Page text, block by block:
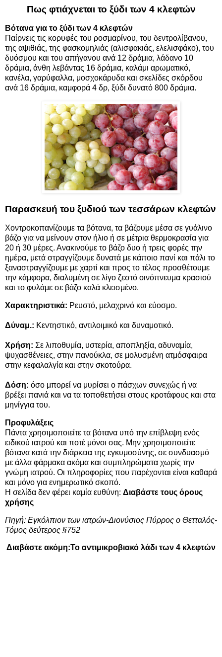
Πως φτιάχνεται το ξύδι των 4 κλεφτών
Βότανα για το ξύδι των 4 κλεφτών
Παίρνεις τις κορυφές του ροσμαρίνου, του δεντρολίβανου,
της αψιθιάς, της φασκομηλιάς (αλισφακιάς, ελελισφάκο), του
δυόσμου και του απήγανου ανά 12 δράμια, λάδανο 10
δράμια, άνθη λεβάντας 16 δράμια, καλάμι αρωματικό,
κανέλα, γαρύφαλλα, μοσχοκάρυδα και σκελίδες σκόρδου
ανά 16 δράμια, καμφορά 4 δρ, ξύδι δυνατό 800 δράμια.
Παρασκευή του ξυδιού των τεσσάρων κλεφτών
Χοντροκοπανίζουμε τα βότανα, τα βάζουμε μέσα σε γυάλινο
βάζο για να μείνουν στον ήλιο ή σε μέτρια θερμοκρασία για
20 ή 30 μέρες. Ανακινούμε το βάζο δυο ή τρεις φορές την
ημέρα, μετά στραγγίζουμε δυνατά με κάποιο πανί και πάλι το
ξαναστραγγίζουμε με χαρτί και προς το τέλος προσθέτουμε
την κάμφορα, διαλυμένη σε λίγο ζεστό οινόπνευμα κρασιού
και το φυλάμε σε βάζο καλά κλεισμένο.
Χαρακτηριστικά: Ρευστό, μελαχρινό και εύοσμο.
Δύναμ.: Κεντηστικό, αντιλοιμικό και δυναμοτικό.
Χρήση: Σε λιποθυμία, υστερία, αποπληξία, αδυναμία,
ψυχασθένειες, στην πανούκλα, σε μολυσμένη ατμόσφαιρα
στην κεφαλαλγία και στην σκοτούρα.
Δόση: όσο μπορεί να μυρίσει ο πάσχων συνεχώς ή να
βρέξει πανιά και να τα τοποθετήσει στους κροτάφους και στα
μηνίγγια του.
Προφυλάξεις
Πάντα χρησιμοποιείτε τα βότανα υπό την επίβλεψη ενός
ειδικού ιατρού και ποτέ μόνοι σας. Μην χρησιμοποιείτε
βότανα κατά την διάρκεια της εγκυμοσύνης, σε συνδυασμό
με άλλα φάρμακα ακόμα και συμπληρώματα χωρίς την
γνώμη ιατρού. Οι πληροφορίες που παρέχονται είναι καθαρά
και μόνο για ενημερωτικό σκοπό.
Η σελίδα δεν φέρει καμία ευθύνη: Διαβάστε τους όρους
χρήσης
Πηγή: Εγκόλπιον των ιατρών-Διονύσιος Πύρρος ο Θετταλός-
Τόμος δεύτερος §752
Διαβάστε ακόμη:Το αντιμικροβιακό λάδι των 4 κλεφτών